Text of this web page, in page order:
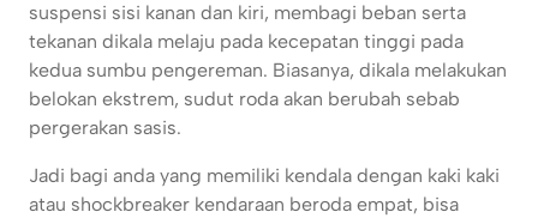
suspensi sisi kanan dan kiri, membagi beban serta
tekanan dikala melaju pada kecepatan tinggi pada
kedua sumbu pengereman. Biasanya, dikala melakukan
belokan ekstrem, sudut roda akan berubah sebab
pergerakan sasis.
Jadi bagi anda yang memiliki kendala dengan kaki kaki
atau shockbreaker kendaraan beroda empat, bisa